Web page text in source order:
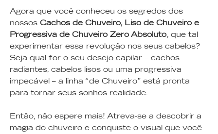
Agora que você conheceu os segredos dos
nossos Cachos de Chuveiro, Liso de Chuveiro e
Progressiva de Chuveiro Zero Absoluto, que tal
experimentar essa revolução nos seus cabelos?
Seja qual for o seu desejo capilar – cachos
radiantes, cabelos lisos ou uma progressiva
impecável – a linha “de Chuveiro” está pronta
para tornar seus sonhos realidade.
Então, não espere mais! Atreva-se a descobrir a
magia do chuveiro e conquiste o visual que você